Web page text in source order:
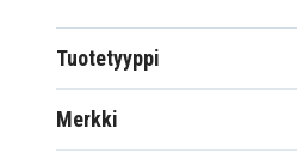
kaapelin tai latausalustan
Tuotetyyppi
Merkki